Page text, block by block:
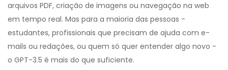
arquivos PDF, criação de imagens ou navegação na web
em tempo real. Mas para a maioria das pessoas -
estudantes, profissionais que precisam de ajuda com e-
mails ou redações, ou quem só quer entender algo novo -
o GPT-3.5 é mais do que suficiente.